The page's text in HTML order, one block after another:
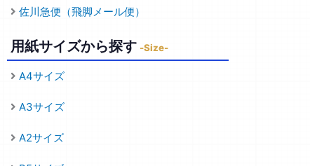
佐川急便（飛脚メール便）
用紙サイズから探す -Size-
A4サイズ
A3サイズ
A2サイズ